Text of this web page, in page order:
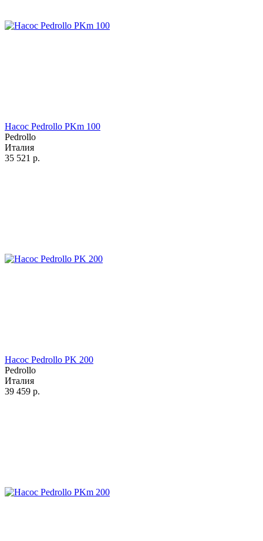
Насос Pedrollo PKm 100
Pedrollo
Италия
35 521 р.
Насос Pedrollo PK 200
Pedrollo
Италия
39 459 р.